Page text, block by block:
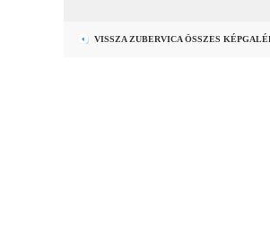
VISSZA ZUBERVICA ÖSSZES